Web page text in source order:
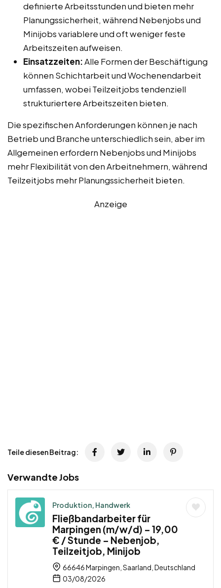
definierte Arbeitsstunden und bieten mehr
Planungssicherheit, während Nebenjobs und
Minijobs variablere und oft weniger feste
Arbeitszeiten aufweisen.
Einsatzzeiten:Alle Formen der Beschäftigung
können Schichtarbeit und Wochenendarbeit
umfassen, wobei Teilzeitjobs tendenziell
strukturiertere Arbeitszeiten bieten.
Die spezifischen Anforderungen können je nach
Betrieb und Branche unterschiedlich sein, aber im
Allgemeinen erfordern Nebenjobs und Minijobs
mehr Flexibilität von den Arbeitnehmern, während
Teilzeitjobs mehr Planungssicherheit bieten.
Anzeige
Teile diesen Beitrag:
Verwandte Jobs
Produktion, Handwerk
Fließbandarbeiter für
Marpingen (m/w/d) – 19,00
€ / Stunde – Nebenjob,
Teilzeitjob, Minijob
66646 Marpingen, Saarland, Deutschland
03/08/2026